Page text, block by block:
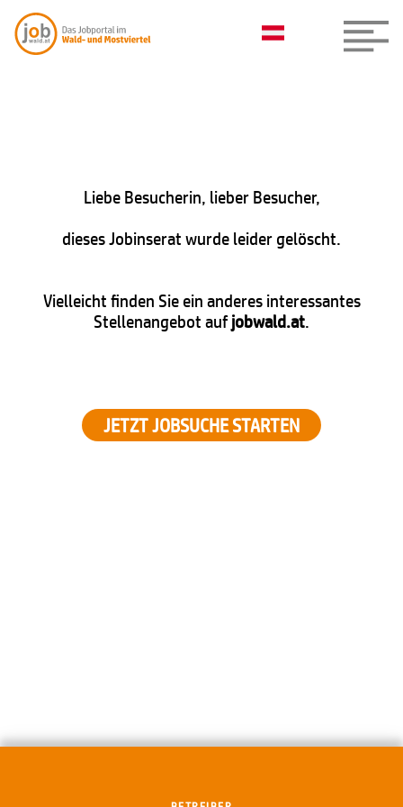
Liebe Besucherin, lieber Besucher,
dieses Jobinserat wurde leider gelöscht.
Vielleicht finden Sie ein anderes interessantes
Stellenangebot aufjobwald.at.
JETZT JOBSUCHE STARTEN